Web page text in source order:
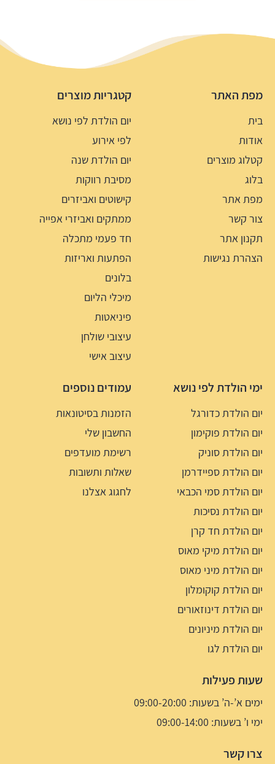
מפת האתר
בית
אודות
קטלוג מוצרים
בלוג
מפת אתר
צור קשר
תקנון אתר
הצהרת נגישות
קטגריות מוצרים
יום הולדת לפי נושא
לפי אירוע
יום הולדת שנה
מסיבת רווקות
קישוטים ואביזרים
ממתקים ואביזרי אפייה
חד פעמי מתכלה
הפתעות ואריזות
בלונים
מיכלי הליום
פיניאטות
עיצובי שולחן
עיצוב אישי
ימי הולדת לפי נושא
יום הולדת כדורגל
יום הולדת פוקימון
יום הולדת סוניק
יום הולדת ספיידרמן
יום הולדת סמי הכבאי
יום הולדת נסיכות
יום הולדת חד קרן
יום הולדת מיקי מאוס
יום הולדת מיני מאוס
יום הולדת קוקומלון
יום הולדת דינוזאורים
יום הולדת מיניונים
יום הולדת לגו
עמודים נוספים
הזמנות בסיטונאות
החשבון שלי
רשימת מועדפים
שאלות ותשובות
לחגוג אצלנו
שעות פעילות
ימים א’-ה’ בשעות: 09:00-20:00
ימי ו’ בשעות: 09:00-14:00
צרו קשר